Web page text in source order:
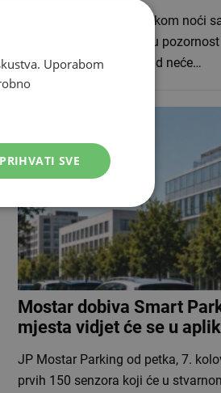
Snimka mladića koji tijekom noći
prijelaz izazvala je veliku
objavljen uz poruku: „Kad neće…
Mostar dobiva Smart
mjesta vidjet će se u
JP Mostar Parking od petka, 7.
prvih 150 senzora koji će u
Uporabom
PRIHVATI SVE